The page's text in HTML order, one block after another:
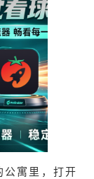
公寓里，打开